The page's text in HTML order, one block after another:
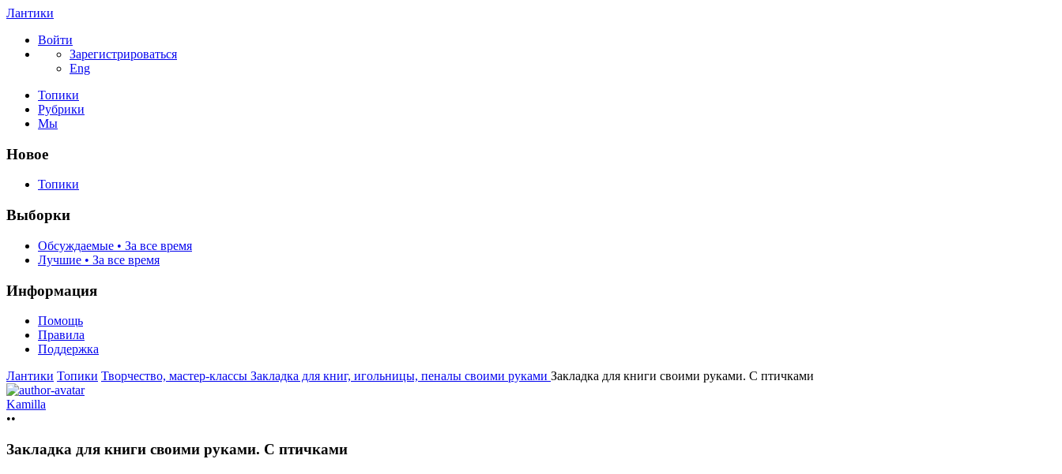
Лантики
Войти
Зарегистрироваться
Eng
Топики
Рубрики
Мы
Новое
Топики
Выборки
Обсуждаемые • За все время
Лучшие • За все время
Информация
Помощь
Правила
Поддержка
Лантики Топики Творчество, мастер-классы Закладка для книг, игольницы, пеналы своими руками Закладка для книги своими руками. С птичками
Kamilla
••
Закладка для книги своими руками. С птичками